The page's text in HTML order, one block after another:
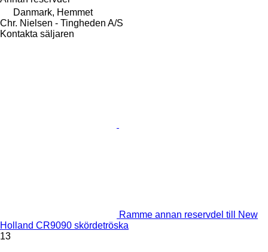
Danmark, Hemmet
Chr. Nielsen - Tingheden A/S
Kontakta säljaren
Ramme annan reservdel till New
Holland CR9090 skördetröska
13